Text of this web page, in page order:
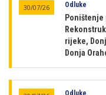
30/07/26 Odluke
Poništenje
rijeke,
Donja
Odluke